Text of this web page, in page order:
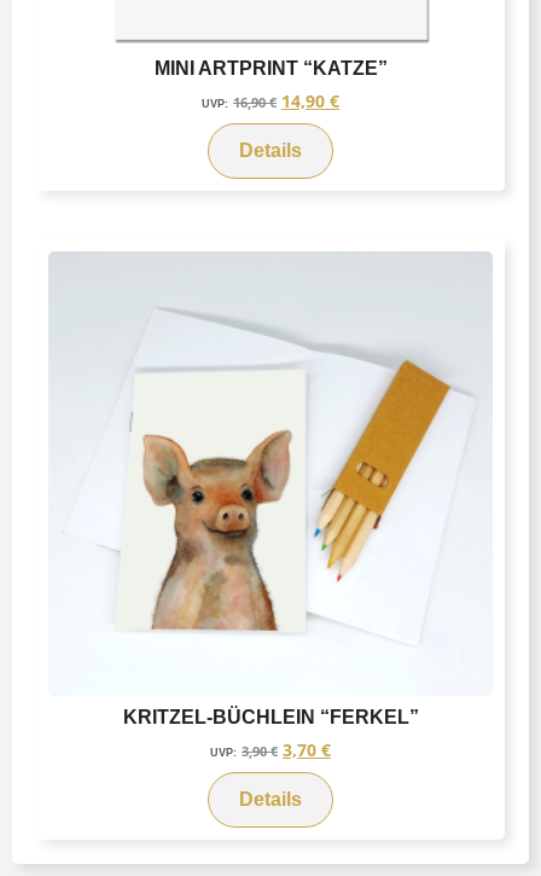
MINI ARTPRINT “KATZE”
UVP: 16,90€ 14,90 €
Details
KRITZEL-BÜCHLEIN “FERKEL”
UVP: 3,90€ 3,70 €
Details